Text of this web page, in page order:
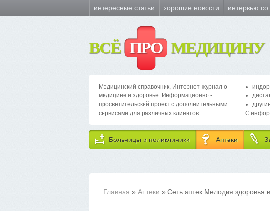
интересные статьи хорошие новости интервью
ВСЁ ПРО МЕДИЦИНУ
Медицинский справочник, Интернет-журнал о
медицине и здоровье. Информационно -
просветительский проект с дополнительными
сервисами для различных клиентов:
С
Больницы и поликлиники Аптеки
Главная » Аптеки » Сеть аптек Мелодия здоровья